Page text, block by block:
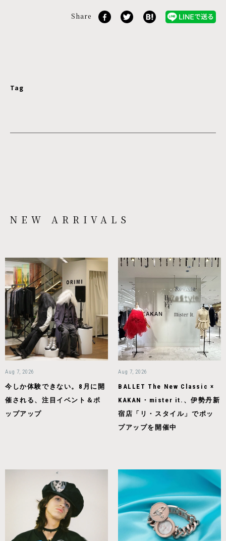
Share
Tag
NEW ARRIVALS
Aug 7, 2026
今しか体験できない。8月に開
催される、注目イベント＆ポ
ップアップ
Aug 7, 2026
BALLET The New Classic ×
KAKAN・mister it.、伊勢丹新
宿店「リ・スタイル」でポッ
プアップを開催中